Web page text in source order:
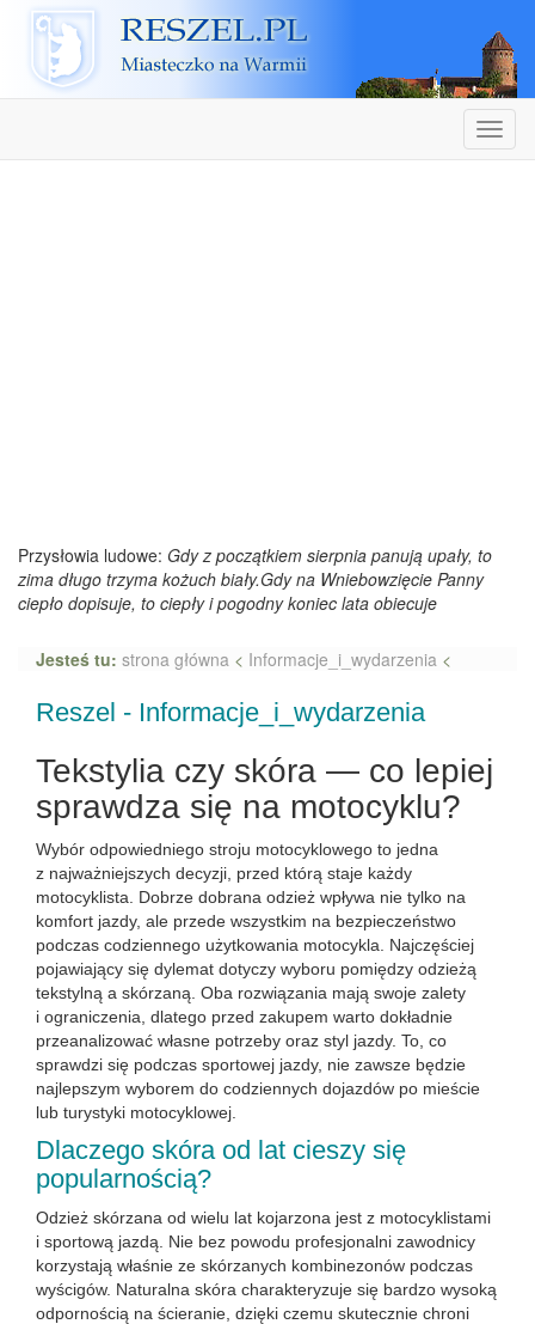
Reszel
Przysłowia ludowe: Gdy z początkiem sierpnia panują upały, to
zima długo trzyma kożuch biały.Gdy na Wniebowzięcie Panny
ciepło dopisuje, to ciepły i pogodny koniec lata obiecuje
Jesteś tu: strona główna < Informacje_i_wydarzenia <
Reszel - Informacje_i_wydarzenia
Tekstylia czy skóra — co lepiej
sprawdza się na motocyklu?
Wybór odpowiedniego stroju motocyklowego to jedna
z najważniejszych decyzji, przed którą staje każdy
motocyklista. Dobrze dobrana odzież wpływa nie tylko na
komfort jazdy, ale przede wszystkim na bezpieczeństwo
podczas codziennego użytkowania motocykla. Najczęściej
pojawiający się dylemat dotyczy wyboru pomiędzy odzieżą
tekstylną a skórzaną. Oba rozwiązania mają swoje zalety
i ograniczenia, dlatego przed zakupem warto dokładnie
przeanalizować własne potrzeby oraz styl jazdy. To, co
sprawdzi się podczas sportowej jazdy, nie zawsze będzie
najlepszym wyborem do codziennych dojazdów po mieście
lub turystyki motocyklowej.
Dlaczego skóra od lat cieszy się
popularnością?
Odzież skórzana od wielu lat kojarzona jest z motocyklistami
i sportową jazdą. Nie bez powodu profesjonalni zawodnicy
korzystają właśnie ze skórzanych kombinezonów podczas
wyścigów. Naturalna skóra charakteryzuje się bardzo wysoką
odpornością na ścieranie, dzięki czemu skutecznie chroni